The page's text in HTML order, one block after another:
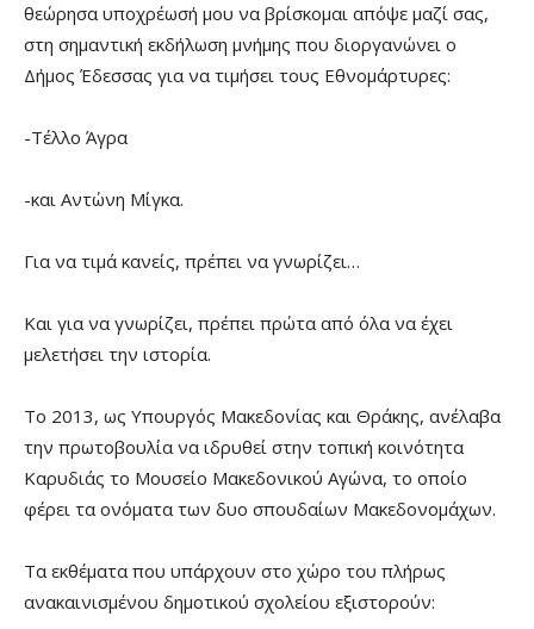
θεώρησα υποχρέωσή μου να βρίσκομαι απόψε μαζί σας,
στη σημαντική εκδήλωση μνήμης που διοργανώνει ο
Δήμος Έδεσσας για να τιμήσει τους Εθνομάρτυρες:
-Τέλλο Άγρα
-και Αντώνη Μίγκα.
Για να τιμά κανείς, πρέπει να γνωρίζει…
Και για να γνωρίζει, πρέπει πρώτα από όλα να έχει
μελετήσει την ιστορία.
Το 2013, ως Υπουργός Μακεδονίας και Θράκης, ανέλαβα
την πρωτοβουλία να ιδρυθεί στην τοπική κοινότητα
Καρυδιάς το Μουσείο Μακεδονικού Αγώνα, το οποίο
φέρει τα ονόματα των δυο σπουδαίων Μακεδονομάχων.
Τα εκθέματα που υπάρχουν στο χώρο του πλήρως
ανακαινισμένου δημοτικού σχολείου εξιστορούν: